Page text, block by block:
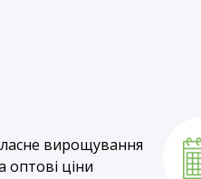
вирощування
оптові ціни